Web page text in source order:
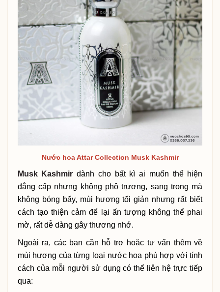
Nước hoa Attar Collection Musk Kashmir
Musk Kashmir dành cho bất kì ai muốn thể hiện
đẳng cấp nhưng không phô trương, sang trọng mà
không bóng bẩy, mùi hương tối giản nhưng rất biết
cách tạo thiện cảm để lại ấn tượng không thể phai
mờ, rất dễ dàng gây thương nhớ.
Ngoài ra, các bạn cần hỗ trợ hoặc tư vấn thêm về
mùi hương của từng loại nước hoa phù hợp với tính
cách của mỗi người sử dụng có thể liên hệ trực tiếp
qua: